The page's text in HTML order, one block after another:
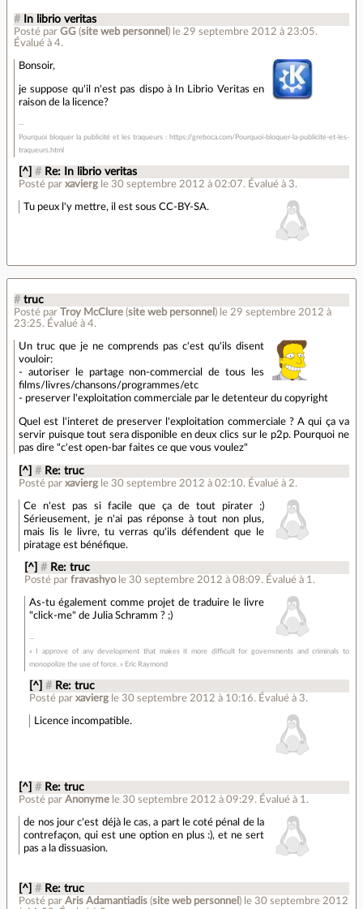
# In librio veritas
Posté par GG (site web personnel ) le 29 septembre 2012 à 23:05.
Évalué à 4.
Bonsoir,
je suppose qu'il n'est pas dispo à In Librio Veritas en
raison de la licence?
Pourquoi bloquer la publicité et les traqueurs : https://greboca.com/Pourquoi-bloquer-la-publicite-et-les-
traqueurs.html
[^] # Re: In librio veritas
Posté parxavierg le 30 septembre 2012 à 02:07. Évalué à 3.
Tu peux l'y mettre, il est sous CC-BY-SA.
# truc
Posté par Troy McClure (site web personnel ) le 29 septembre 2012 à
23:25. Évalué à 4.
Un truc que je ne comprends pas c'est qu'ils disent
vouloir:
- autoriser le partage non-commercial de tous les
films/livres/chansons/programmes/etc
- preserver l'exploitation commerciale par le detenteur du copyright
Quel est l'interet de preserver l'exploitation commerciale ? A qui ça va
servir puisque tout sera disponible en deux clics sur le p2p. Pourquoi ne
pas dire "c'est open-bar faites ce que vous voulez"
[^] # Re: truc
Posté parxavierg le 30 septembre 2012 à 02:10. Évalué à 2.
Ce n'est pas si facile que ça de tout pirater ;)
Sérieusement, je n'ai pas réponse à tout non plus,
mais lis le livre, tu verras qu'ils défendent que le
piratage est bénéfique.
[^] # Re: truc
Posté par fravashyo le 30 septembre 2012 à 08:09. Évalué à 1 .
As-tu également comme projet de traduire le livre
"click-me" de Julia Schramm ? ;)
« I approve of any development that makes it more difficult for governments and criminals to
monopolize the use of force. » Eric Raymond
[^] # Re: truc
Posté parxavierg le 30 septembre 2012 à 10:16. Évalué à 3.
Licence incompatible.
[^] # Re: truc
Posté parAnonyme le 30 septembre 2012 à 09:29. Évalué à 1 .
de nos jour c'est déjà le cas, a part le coté pénal de la
contrefaçon, qui est une option en plus :), et ne sert
pas a la dissuasion.
[^] # Re: truc
Posté parAris Adamantiadis (site web personnel ) le 30 septembre 2012